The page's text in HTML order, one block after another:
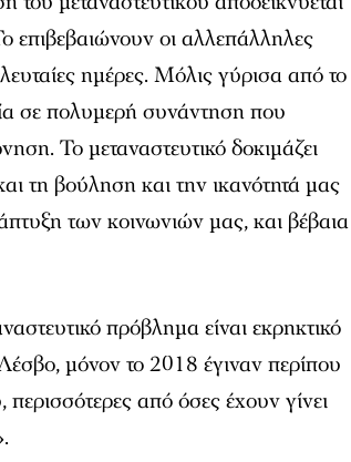
οι αλλεπάλληλες
ημέρες. Μόλις γύρισα από το
σε πολυμερή συνάντηση που
Το μεταναστευτικό δοκιμάζει
τη βούληση και την ικανότητά μας
των κοινωνιών μας, και βέβαια
πρόβλημα είναι εκρηκτικό
μόνον το 2018 έγιναν περίπου
από όσες έχουν γίνει